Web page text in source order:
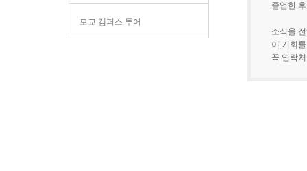
모교 캠퍼스 투어
졸업한
소식을
이 기회
꼭 연락